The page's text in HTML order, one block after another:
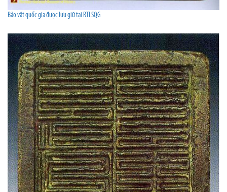
Bảo vật quốc gia được lưu giữ tại BTLSQG